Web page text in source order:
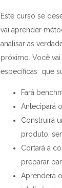
Este curso se
vai aprender
analisar as
próximo. Você
específicas que
Fará
Antecipará
Construirá
produto,
Cortará a
preparar
Aprenderá